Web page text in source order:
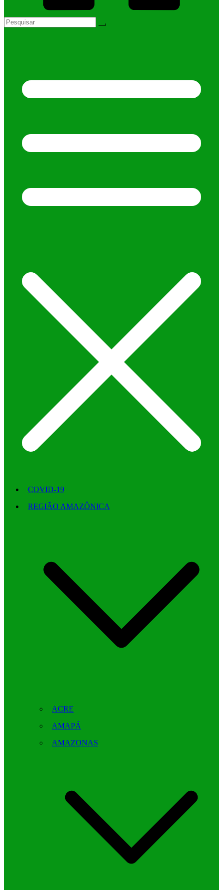
COVID-19
REGIÃO AMAZÔNICA
ACRE
AMAPÁ
AMAZONAS